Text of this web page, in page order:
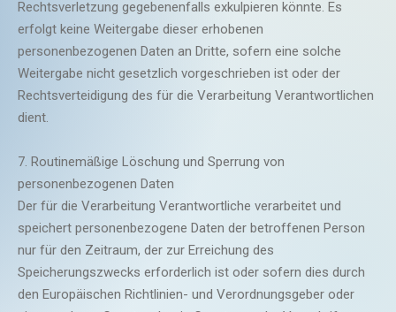
Rechtsverletzung gegebenenfalls exkulpieren könnte. Es
erfolgt keine Weitergabe dieser erhobenen
personenbezogenen Daten an Dritte, sofern eine solche
Weitergabe nicht gesetzlich vorgeschrieben ist oder der
Rechtsverteidigung des für die Verarbeitung Verantwortlichen
dient.
7. Routinemäßige Löschung und Sperrung von
personenbezogenen Daten
Der für die Verarbeitung Verantwortliche verarbeitet und
speichert personenbezogene Daten der betroffenen Person
nur für den Zeitraum, der zur Erreichung des
Speicherungszwecks erforderlich ist oder sofern dies durch
den Europäischen Richtlinien- und Verordnungsgeber oder